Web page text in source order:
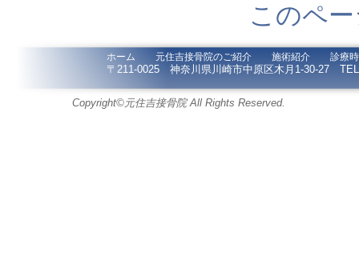
このペ
ホーム 元住吉接骨院のご紹介 施術紹介 診療
〒211-0025 神奈川県川崎市中原区木月1-30-27
Copyright©元住吉接骨院 All Rights Reserved.